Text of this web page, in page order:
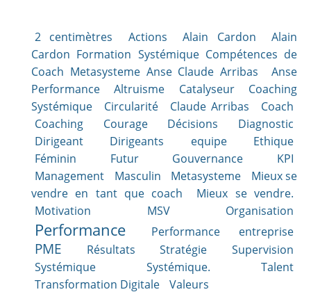
2 centimètres Actions Alain Cardon
Alain
Cardon Formation Systémique Compétences de
Coach Metasysteme Anse Claude Arribas
Anse
Performance Altruisme Catalyseur Coaching
Systémique
Circularité Claude Arribas
Coach
Coaching
Courage Décisions
Diagnostic
Dirigeant
Dirigeants equipe
Ethique
Féminin
Futur Gouvernance
KPI
Management
Masculin Metasysteme
Mieux se
vendre en tant que coach
Mieux se vendre.
Motivation
MSV Organisation
Performance Performance entreprise
PME Résultats Stratégie
Supervision
Systémique
Systémique.
Talent
Transformation Digitale
Valeurs